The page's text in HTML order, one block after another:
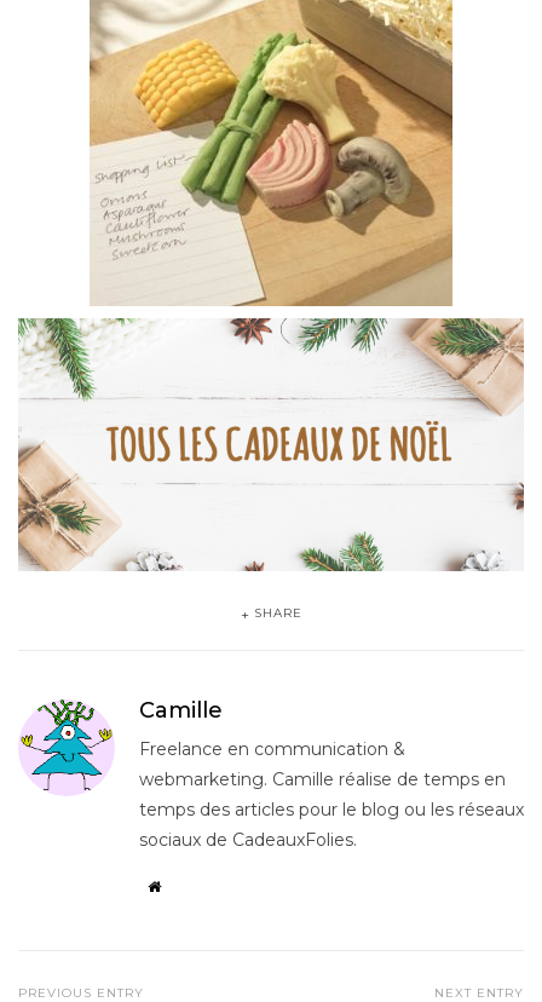
Légumes en chocolat – 11€95
SHARE
Camille
Freelance en communication &
webmarketing. Camille réalise de temps en
temps des articles pour le blog ou les réseaux
sociaux de CadeauxFolies.
PREVIOUS ENTRY NEXT ENTRY